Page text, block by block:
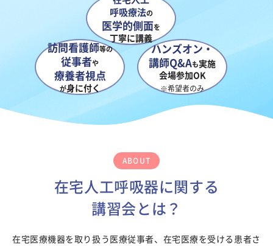
呼吸療法の
医学的側面を
丁寧に講義
訪問看護師等の
従事者や
療養者視点
が身に付く
ハンズオン・
講師Q&Aも実施
会場参加OK
※希望者のみ
ABOUT
在宅人工呼吸器に関する
講習会とは？
在宅医療機器を取り扱う医療従事者、在宅医療を受ける患者さ